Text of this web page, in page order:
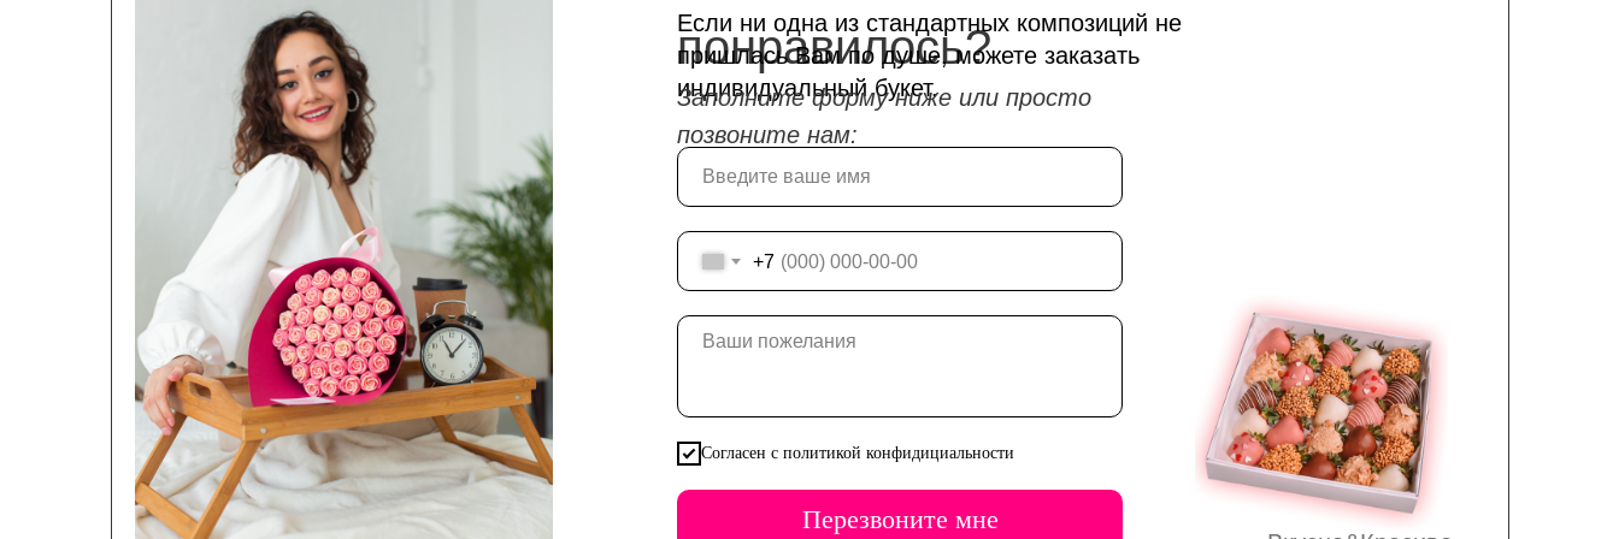
понравилось?
+7
Согласен с политикой конфидициальности
Перезвоните мне
Если ни одна из стандартных композиций не
пришлась Вам по душе, можете заказать
индивидуальный букет.
Заполните форму ниже или просто
позвоните нам: